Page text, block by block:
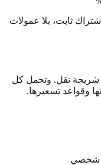
اشتراك ثابت، بلا عمولات
يأتي Transfer Booking مضبوطًا سلفًا لـ 17 شريحة نقل. وتحمل كل
وقواعد تسعيرها.
شخصي